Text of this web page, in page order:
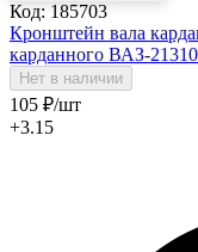
Код: 185703
Кронштейн вала
карданного ВАЗ-
Нет в наличии
105 ₽/шт
+3.15